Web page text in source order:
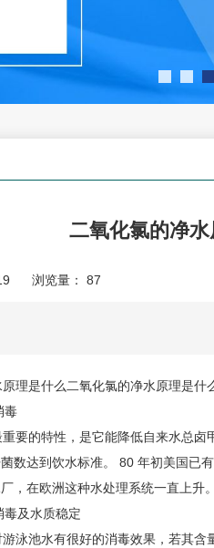
二氧化氯的净
浏览量： 87
理是什么二氧化氯的净水原理是什
毒
重要的特性，是它能降低自来水总
数达到饮水标准。 80 年初美国已
，在欧洲这种水处理系统一直上升
毒及水质稳定
游泳池水有很好的消毒效果，若其